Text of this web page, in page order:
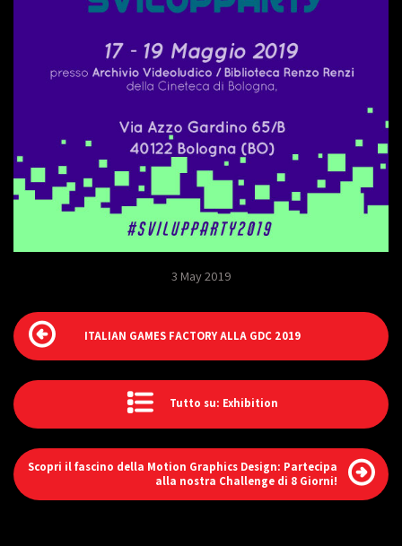
3 May 2019
ITALIAN GAMES FACTORY ALLA GDC 2019
Tutto su: Exhibition
Scopri il fascino della Motion Graphics Design: Partecipa
alla nostra Challenge di 8 Giorni!